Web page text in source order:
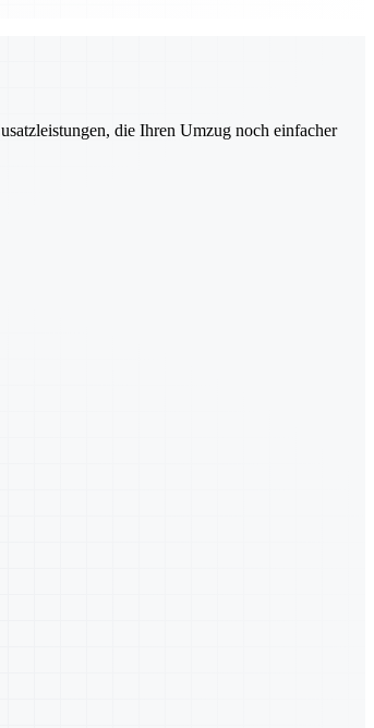
die Ihren Umzug noch einfacher